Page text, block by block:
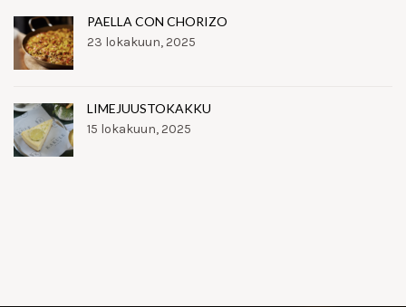
PAELLA CON CHORIZO
23 lokakuun, 2025
LIMEJUUSTOKAKKU
15 lokakuun, 2025